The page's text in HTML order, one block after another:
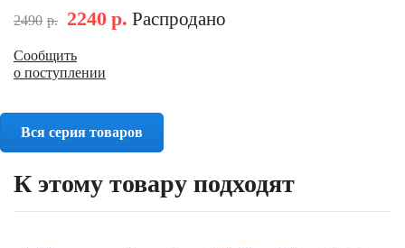
2490 р. 2240 р. Распродано
Сообщить
о поступлении
Вся серия товаров
К этому товару подходят